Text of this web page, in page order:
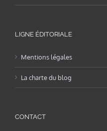
LIGNE ÉDITORIALE
Mentions légales
La charte du blog
CONTACT